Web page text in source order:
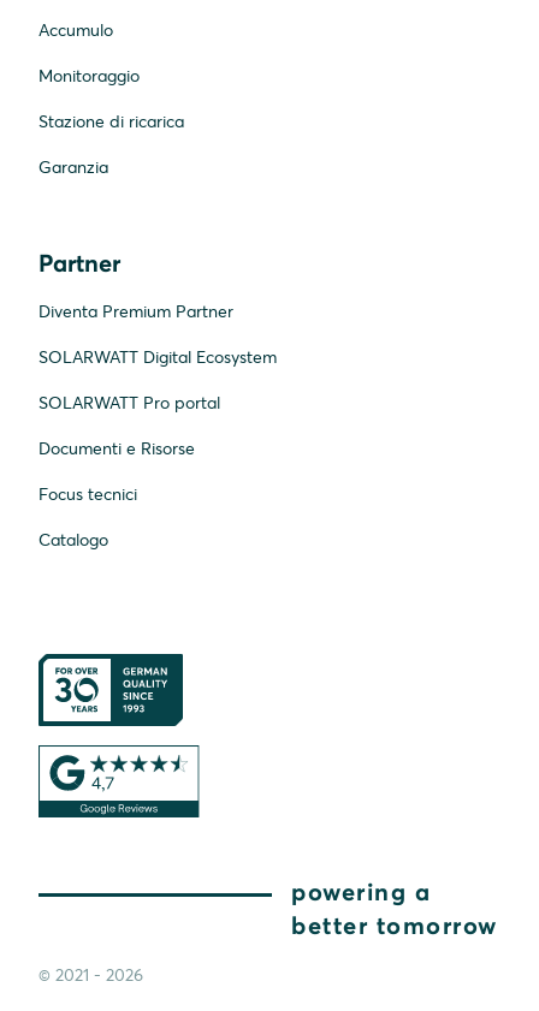
Accumulo
Monitoraggio
Stazione di ricarica
Garanzia
Partner
Diventa Premium Partner
SOLARWATT Digital Ecosystem
SOLARWATT Pro portal
Documenti e Risorse
Focus tecnici
Catalogo
powering a
better tomorrow
© 2021 - 2026